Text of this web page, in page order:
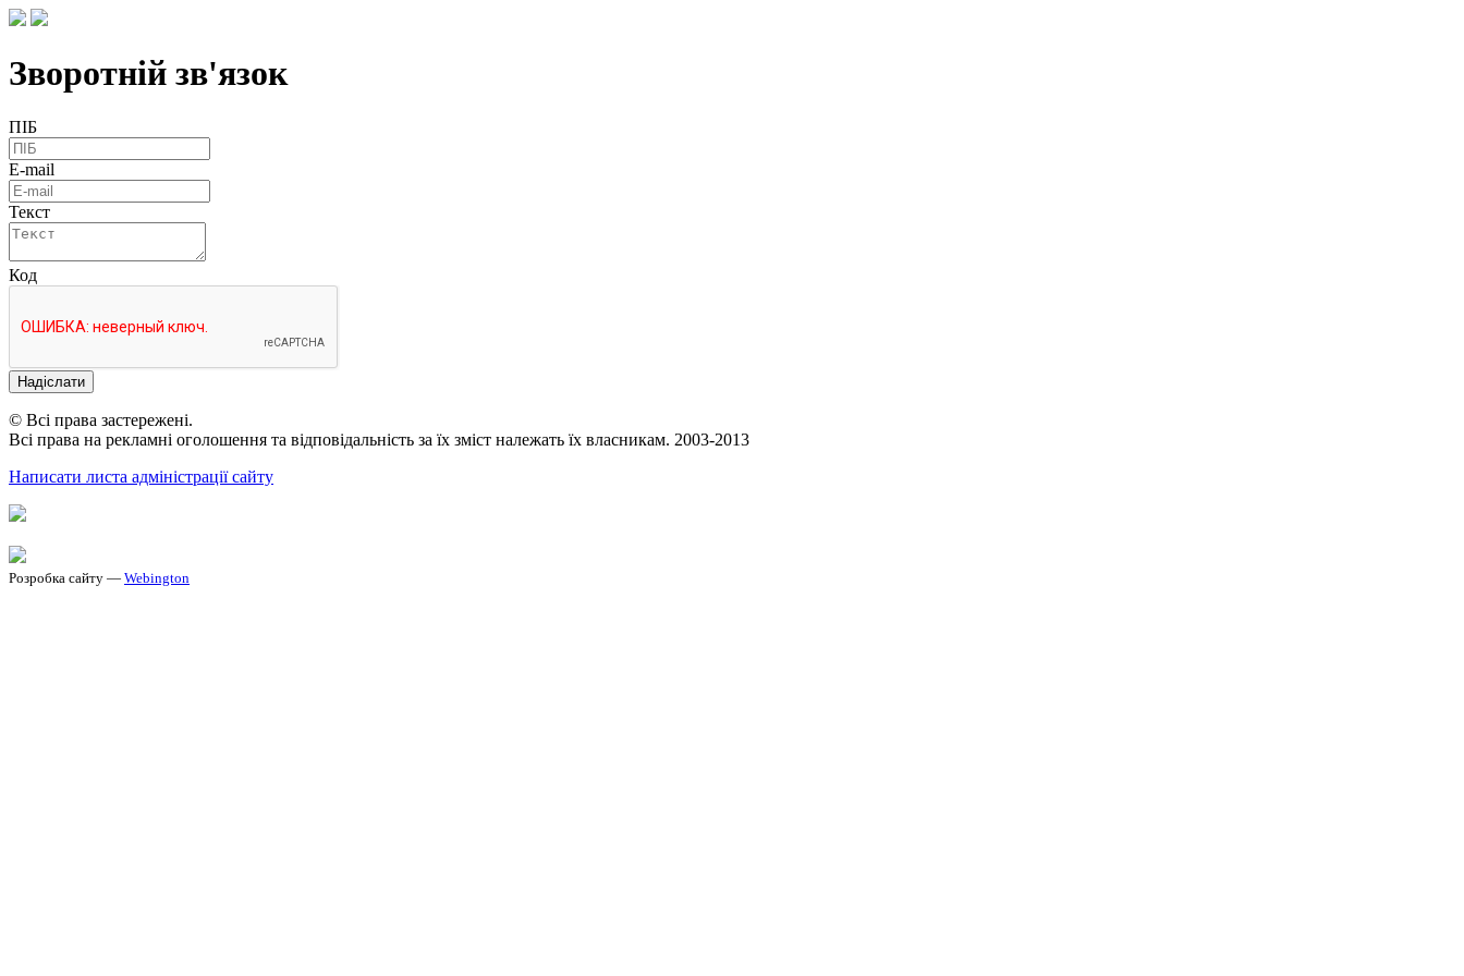
Зворотній зв'язок
ПІБ
E-mail
Текст
Код
Надіслати
© Всі права застережені.
Всі права на рекламні оголошення та відповідальність за їх зміст належать їх власникам. 2003-2013
Написати листа адміністрації сайту
Розробка сайту — Webington